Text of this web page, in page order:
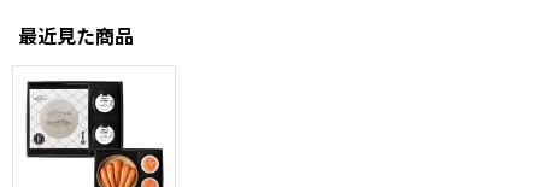
最近見た商品